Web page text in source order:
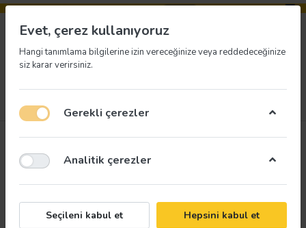
Evet, çerez kullanıyoruz
Hangi tanımlama bilgilerine izin vereceğinize veya reddedeceğinize
siz karar verirsiniz.
Gerekli çerezler
Analitik çerezler
Seçileni kabul et Hepsini kabul et